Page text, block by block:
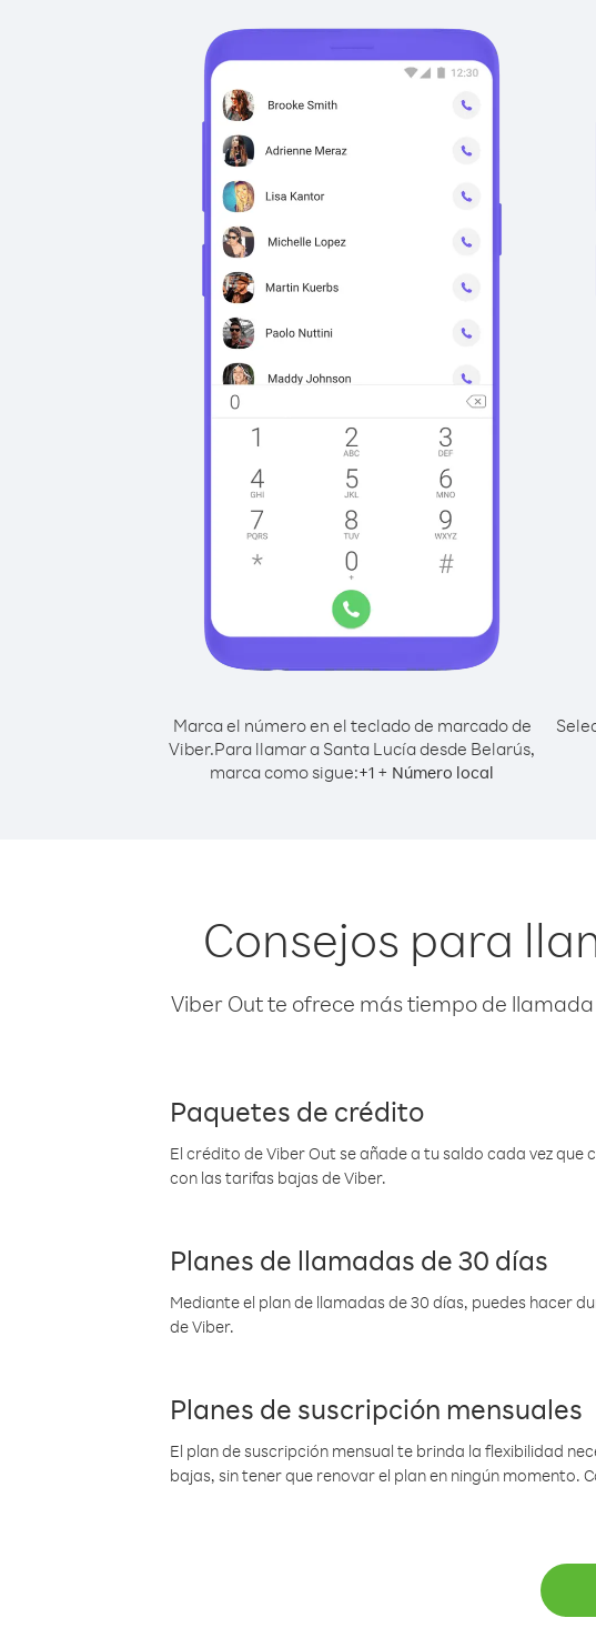
Marca el número en el teclado de marcado de
Viber.Para llamar a Santa Lucía desde Belarús,
marca como sigue:+1 + Número local
Consejos para
Viber Out te ofrece más tiempo de
Paquetes de crédito
El crédito de Viber Out se añade a tu saldo cada vez
con las tarifas bajas de Viber.
Planes de llamadas de 30 días
Mediante el plan de llamadas de 30 días, puedes hacer
de Viber.
Planes de suscripción mensuales
El plan de suscripción mensual te brinda la flexibilidad
bajas, sin tener que renovar el plan en ningún momento.